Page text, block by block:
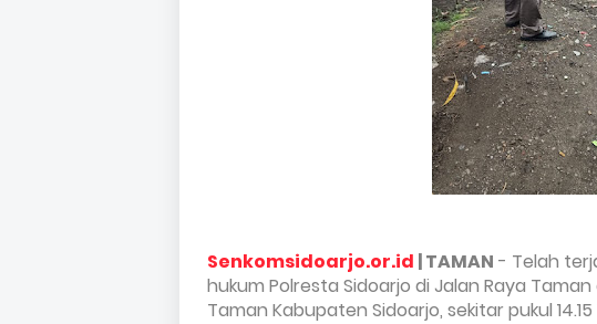
Senkomsidoarjo.or.id | TAMAN - Telah
hukum Polresta Sidoarjo di Jalan Raya
Taman Kabupaten Sidoarjo, sekitar pukul 14.15